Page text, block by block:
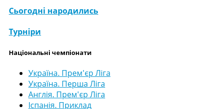
Сьогодні народились
Турніри
Національні чемпіонати
Україна. Прем'єр Ліга
Україна. Перша Ліга
Англія. Прем'єр Ліга
Іспанія. Приклад